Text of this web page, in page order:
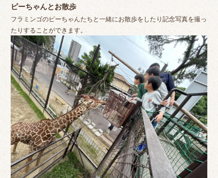
ピーちゃんとお散歩
フラミンゴのピーちゃんたちと一緒にお散歩をしたり記念写真を撮っ
たりすることができます。